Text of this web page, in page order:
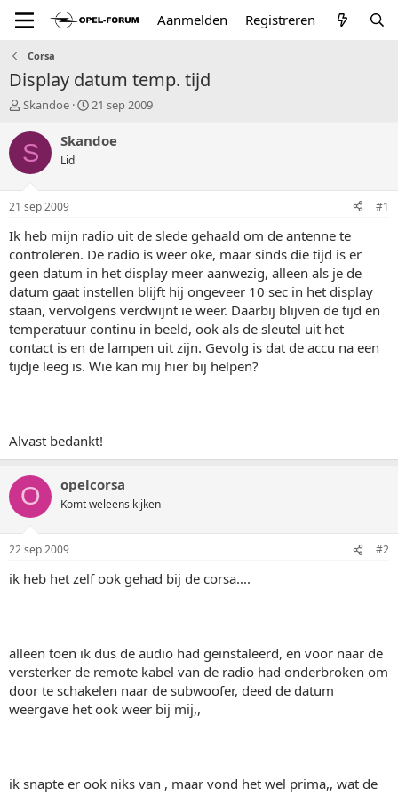
Aanmelden Registreren
Corsa
Display datum temp. tijd
T
p
i
a
r
e
r
Skandoe
S
a
u
m
21 sep 2009
S Skandoe
Lid
21 sep 2009 #1
Ik heb mijn radio uit de slede gehaald om de antenne te
controleren. De radio is weer oke, maar sinds die tijd is er
geen datum in het display meer aanwezig, alleen als je de
datum gaat instellen blijft hij ongeveer 10 sec in het display
staan, vervolgens verdwijnt ie weer. Daarbij blijven de tijd en
temperatuur continu in beeld, ook als de sleutel uit het
contact is en de lampen uit zijn. Gevolg is dat de accu na een
tijdje leeg is. Wie kan mij hier bij helpen?
Alvast bedankt!
O opelcorsa
Komt weleens kijken
22 sep 2009 #2
ik heb het zelf ook gehad bij de corsa....
alleen toen ik dus de audio had geinstaleerd, en voor naar de
versterker de remote kabel van de radio had onderbroken om
door te schakelen naar de subwoofer, deed de datum
weergave het ook weer bij mij,,
ik snapte er ook niks van , maar vond het wel prima,, wat de